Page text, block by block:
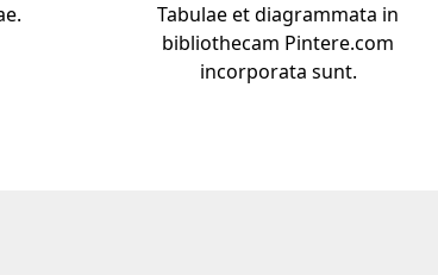
Tabulae et diagrammata in
bibliothecam Pintere.com
incorporata sunt.